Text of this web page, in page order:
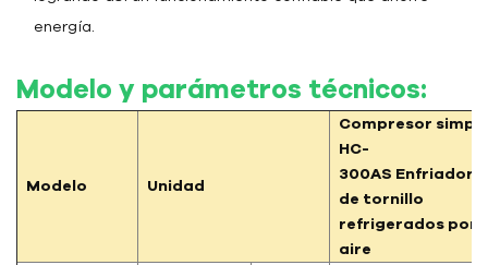
energía.
Modelo y parámetros técnicos:
Modelo Unidad
Compresor simple
HC-
300AS
de tornillo
refrigerados por
aire